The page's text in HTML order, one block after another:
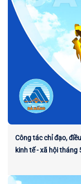
Công tác chỉ đạo,
kinh tế - xã hội tháng